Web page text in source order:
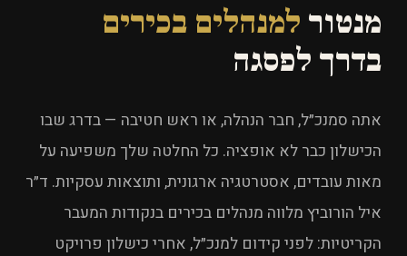
מנטור למנהלים בכירים
בדרך לפסגה
אתה סמנכ״ל, חבר הנהלה, או ראש חטיבה — בדרג שבו
הכישלון כבר לא אופציה. כל החלטה שלך משפיעה על
מאות עובדים, אסטרטגיה ארגונית, ותוצאות עסקיות. ד״ר
איל הורוביץ מלווה מנהלים בכירים בנקודות המעבר
הקריטיות: לפני קידום למנכ״ל, אחרי כישלון פרויקט